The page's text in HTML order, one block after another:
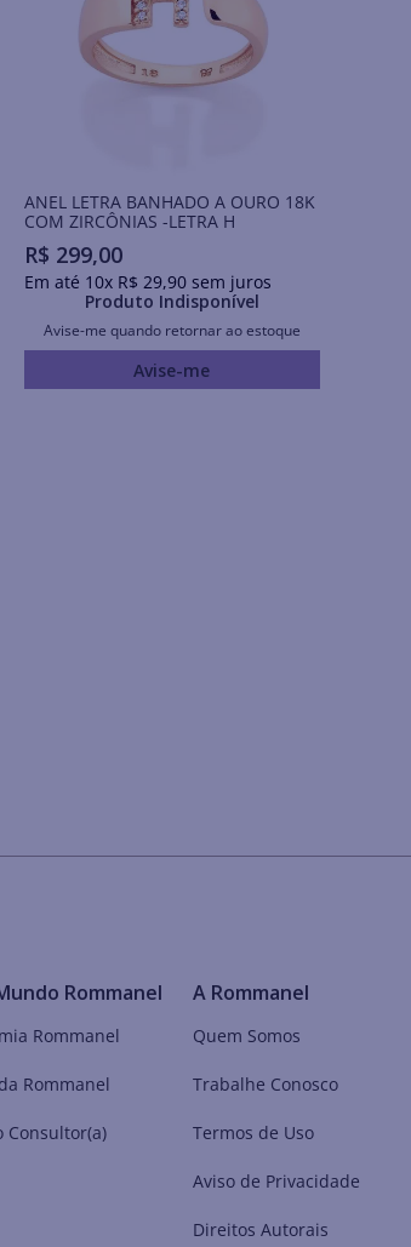
ANEL LETRA BANHADO A OURO 18K
COM ZIRCÔNIAS -LETRA H
R$ 299,00
Em até 10x R$ 29,90sem juros
Produto Indisponível
Avise-me quando retornar ao estoque
Avise-me
Rommanel
Rommanel
Rommanel
Consultor(a)
A Rommanel
Quem Somos
Trabalhe Conosco
Termos de Uso
Aviso de Privacidade
Direitos Autorais